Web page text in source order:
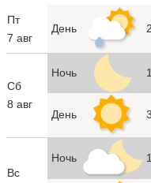
Пт
7 авг
День
Сб
8 авг
Ночь
День
Вс
Ночь